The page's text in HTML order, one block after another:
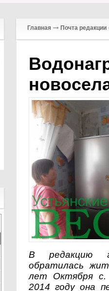
Главная Почта редакции
В редакцию
обратилась
лет Октября с.
2014 году она